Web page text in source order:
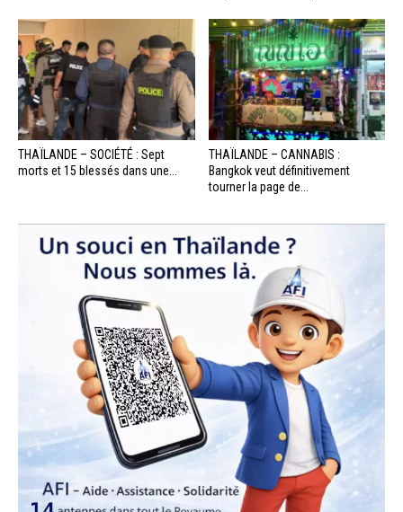
THAÏLANDE – SOCIÉTÉ : Sept
morts et 15 blessés dans une...
THAÏLANDE – CANNABIS :
Bangkok veut définitivement
tourner la page de...